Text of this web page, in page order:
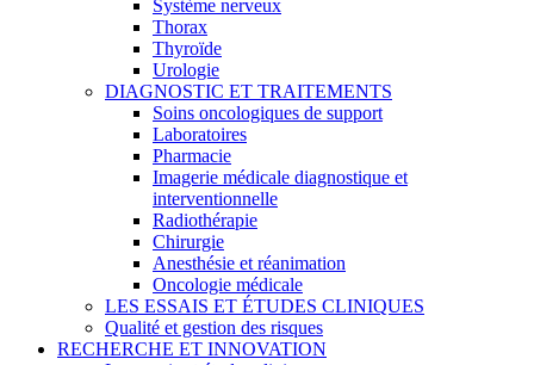
Système nerveux
Thorax
Thyroïde
Urologie
DIAGNOSTIC ET TRAITEMENTS
Soins oncologiques de support
Laboratoires
Pharmacie
Imagerie médicale diagnostique et
interventionnelle
Radiothérapie
Chirurgie
Anesthésie et réanimation
Oncologie médicale
LES ESSAIS ET ÉTUDES CLINIQUES
Qualité et gestion des risques
RECHERCHE ET INNOVATION